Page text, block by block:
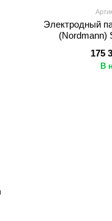
Электродный
(Nordmann)
175
В